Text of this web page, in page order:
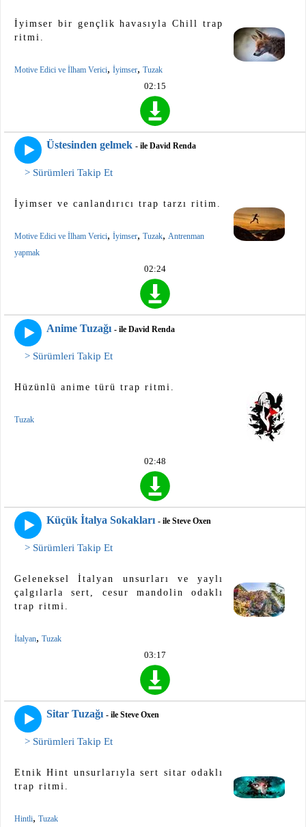
İyimser bir gençlik havasıyla Chill trap
ritmi.
Motive Edici ve İlham Verici, İyimser, Tuzak
02:15
Üstesinden gelmek - ile David Renda
> Sürümleri Takip Et
İyimser ve canlandırıcı trap tarzı ritim.
Motive Edici ve İlham Verici, İyimser, Tuzak, Antrenman
yapmak
02:24
Anime Tuzağı - ile David Renda
> Sürümleri Takip Et
Hüzünlü anime türü trap ritmi.
Tuzak
02:48
Küçük İtalya Sokakları - ile Steve Oxen
> Sürümleri Takip Et
Geleneksel İtalyan unsurları ve yaylı
çalgılarla sert, cesur mandolin odaklı
trap ritmi.
İtalyan, Tuzak
03:17
Sitar Tuzağı - ile Steve Oxen
> Sürümleri Takip Et
Etnik Hint unsurlarıyla sert sitar odaklı
trap ritmi.
Hintli, Tuzak